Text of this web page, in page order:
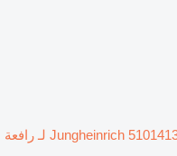
مشغل Jungheinrich 51014136 لـ رافعة